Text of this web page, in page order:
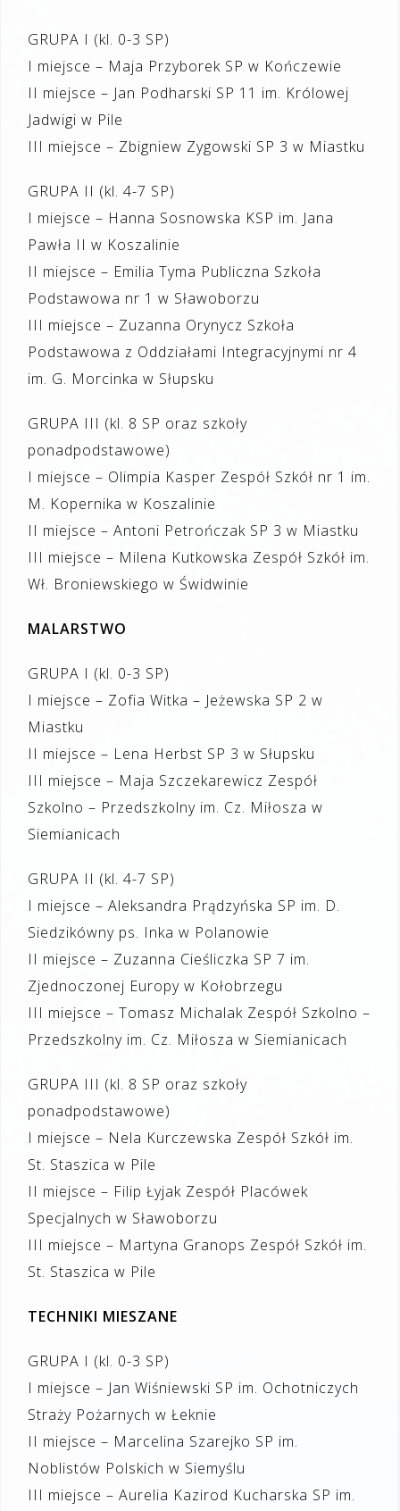
GRUPA I (kl. 0-3 SP)
I miejsce – Maja Przyborek SP w Kończewie
II miejsce – Jan Podharski SP 11 im. Królowej
Jadwigi w Pile
III miejsce – Zbigniew Zygowski SP 3 w Miastku
GRUPA II (kl. 4-7 SP)
I miejsce – Hanna Sosnowska KSP im. Jana
Pawła II w Koszalinie
II miejsce – Emilia Tyma Publiczna Szkoła
Podstawowa nr 1 w Sławoborzu
III miejsce – Zuzanna Orynycz Szkoła
Podstawowa z Oddziałami Integracyjnymi nr 4
im. G. Morcinka w Słupsku
GRUPA III (kl. 8 SP oraz szkoły
ponadpodstawowe)
I miejsce – Olimpia Kasper Zespół Szkół nr 1 im.
M. Kopernika w Koszalinie
II miejsce – Antoni Petrończak SP 3 w Miastku
III miejsce – Milena Kutkowska Zespół Szkół im.
Wł. Broniewskiego w Świdwinie
MALARSTWO
GRUPA I (kl. 0-3 SP)
I miejsce – Zofia Witka – Jeżewska SP 2 w
Miastku
II miejsce – Lena Herbst SP 3 w Słupsku
III miejsce – Maja Szczekarewicz Zespół
Szkolno – Przedszkolny im. Cz. Miłosza w
Siemianicach
GRUPA II (kl. 4-7 SP)
I miejsce – Aleksandra Prądzyńska SP im. D.
Siedzikówny ps. Inka w Polanowie
II miejsce – Zuzanna Cieśliczka SP 7 im.
Zjednoczonej Europy w Kołobrzegu
III miejsce – Tomasz Michalak Zespół Szkolno –
Przedszkolny im. Cz. Miłosza w Siemianicach
GRUPA III (kl. 8 SP oraz szkoły
ponadpodstawowe)
I miejsce – Nela Kurczewska Zespół Szkół im.
St. Staszica w Pile
II miejsce – Filip Łyjak Zespół Placówek
Specjalnych w Sławoborzu
III miejsce – Martyna Granops Zespół Szkół im.
St. Staszica w Pile
TECHNIKI MIESZANE
GRUPA I (kl. 0-3 SP)
I miejsce – Jan Wiśniewski SP im. Ochotniczych
Straży Pożarnych w Łeknie
II miejsce – Marcelina Szarejko SP im.
Noblistów Polskich w Siemyślu
III miejsce – Aurelia Kazirod Kucharska SP im.